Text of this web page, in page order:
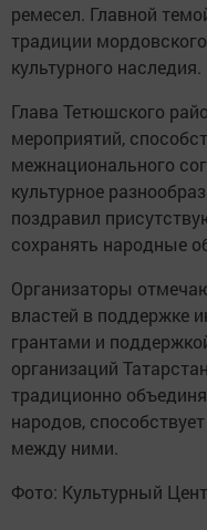
ремесел. Главной
традиции
культурного наследия.
Глава Тетюшского
мероприятий,
межнационального
культурное
поздравил
сохранять народные
Организаторы
властей в поддержке
грантами и
организаций
традиционно
народов,
между ними.
Фото: Культурный